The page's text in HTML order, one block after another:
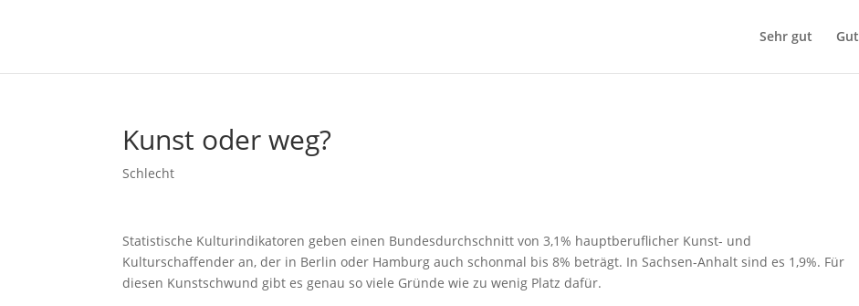
Sehr gut Gut
Kunst oder weg?
Schlecht
Statistische Kulturindikatoren geben einen Bundesdurchschnitt von 3,1% hauptberuflicher Kunst- und
Kulturschaffender an, der in Berlin oder Hamburg auch schonmal bis 8% beträgt. In Sachsen-Anhalt sind es 1,9%. Für
diesen Kunstschwund gibt es genau so viele Gründe wie zu wenig Platz dafür.